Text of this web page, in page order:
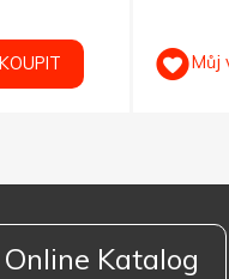
KOUPIT Můj
Online Katalog